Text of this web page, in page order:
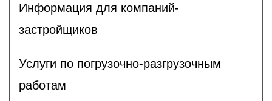
Информация для компаний-
застройщиков
Услуги по погрузочно-разгрузочным
работам